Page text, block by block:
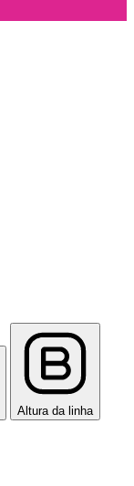
Altura da linha